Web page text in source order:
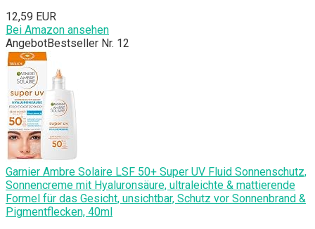
12,59 EUR
Bei Amazon ansehen
AngebotBestseller Nr. 12
Garnier Ambre Solaire LSF 50+ Super UV Fluid Sonnenschutz,
Sonnencreme mit Hyaluronsäure, ultraleichte & mattierende
Formel für das Gesicht, unsichtbar, Schutz vor Sonnenbrand &
Pigmentflecken, 40ml